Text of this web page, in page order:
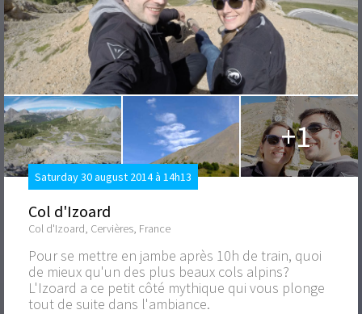
+1
Saturday 30 august 2014 à 14h13
Col d'Izoard
Col d'Izoard, Cervières, France
Pour se mettre en jambe après 10h de train, quoi
de mieux qu'un des plus beaux cols alpins?
L'Izoard a ce petit côté mythique qui vous plonge
tout de suite dans l'ambiance.